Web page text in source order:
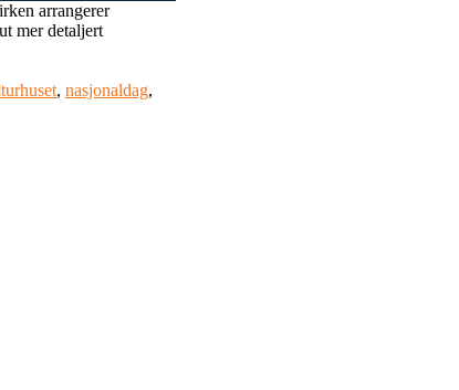
arrangerer
mer detaljert
, nasjonaldag,